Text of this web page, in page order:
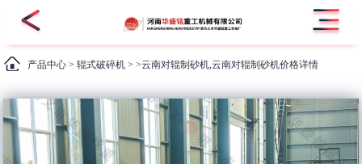
产品中心 >辊式破碎机 > >云南对辊制砂机,云南对辊制砂机价格详情